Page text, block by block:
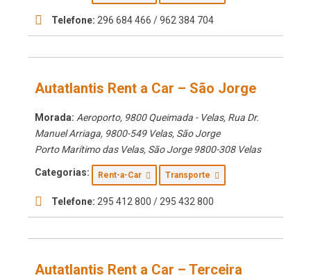
Telefone: 296 684 466 / 962 384 704
Autatlantis Rent a Car – São Jorge
Morada: Aeroporto, 9800 Queimada - Velas, Rua Dr.
Manuel Arriaga, 9800-549 Velas, São Jorge
Porto Marítimo das Velas, São Jorge 9800-308 Velas
Categorias: Rent-a-Car Transporte
Telefone: 295 412 800 / 295 432 800
Autatlantis Rent a Car – Terceira